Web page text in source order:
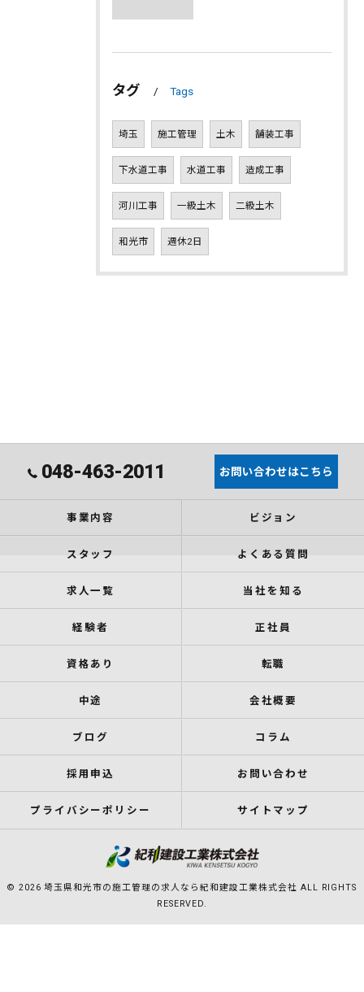
タグ Tags
埼玉 施工管理 土木 舗装工事
下水道工事 水道工事 造成工事
河川工事 一級土木 二級土木
和光市 週休2日
048-463-2011 お問い合わせはこちら
事業内容 ビジョン
スタッフ よくある質問
求人一覧 当社を知る
経験者 正社員
資格あり 転職
中途 会社概要
ブログ コラム
採用申込 お問い合わせ
プライバシーポリシー サイトマップ
© 2026 埼玉県和光市の施工管理の求人なら紀和建設工業株式会社 ALL RIGHTS
RESERVED.